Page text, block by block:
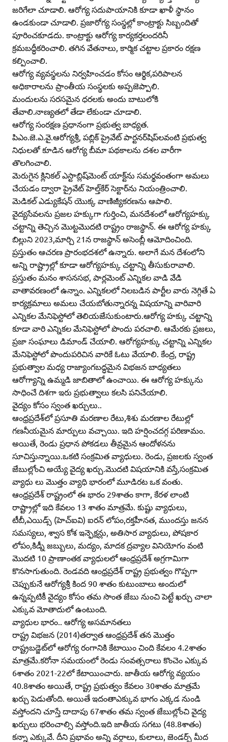
జరిగేలా చూడాలి. ఆరోగ్య సదుపాయానికి కూడా ఖాళీ స్థానం
ఉండకుండా చూడాలి. ప్రజారోగ్య సంస్థల్లో కాంట్రాక్టు సిబ్బందితో
పూరించకూడదు. కాంట్రాక్టు ఆరోగ్య కార్యకర్తలందరినీ
క్రమబద్ధీకరించాలి. తగిన వేతనాలు, కార్మిక చట్టాల ప్రకారం రక్షణ
కల్పించాలి.
ఆరోగ్య వ్యవస్థలను నిర్వహించడం కోసం ఆర్థిక,పరిపాలన
అధికారాలను ప్రాంతీయ సంస్థలకు అప్పజెప్పాలి.
మందులను సరసమైన ధరలకు అందు బాటులోకి
తేవాలి.నాణ్యతలో తేడా లేకుండా చూడాలి.
ఆరోగ్య సంరక్షణ ప్రధానంగా ప్రభుత్వ బాధ్యత.
పిఎం.జె.ఎ.వై.ఆరోగ్యశ్రీ, పబ్లిక్‌ ప్రైవేట్‌ పార్టనర్‌షిప్‌లవంటి ప్రభుత్వ
నిధులతో కూడిన ఆరోగ్య బీమా పథకాలను దశల వారీగా
తొలగించాలి.
మెరుగైన క్లినికల్‌ ఎస్టాబ్లిష్‌మెంట్‌ యాక్ట్‌ను సమర్థవంతంగా అమలు
చేయడం ద్వారా ప్రైవేట్‌ హెల్త్‌కేర్‌ సెక్టార్‌ను నియంత్రించాలి.
మెడికల్‌ ఎడ్యుకేషన్‌ యొక్క వాణిజ్యీకరణను ఆపాలి.
వైద్యసేవలను ప్రజల హక్కుగా గుర్తించి, మనదేశంలో ఆరోగ్యహక్కు
చట్టాన్ని తెచ్చిన మొట్టమొదటి రాష్ట్రం రాజస్థాన్‌. ఈ ఆరోగ్య హక్కు
బిల్లుని 2023,మార్చి 21న రాజస్థాన్‌ అసెంబ్లీ ఆమోదించింది.
ప్రస్తుతం ఆచరణ ప్రారంభదశలో ఉన్నారు. అలాగే మన దేశంలోని
అన్ని రాష్ట్రాల్లో కూడా ఆరోగ్యహక్కు చట్టాన్ని తీసుకురావాలి.
ప్రస్తుతం మనం శాసనసభ, పార్లమెంట్‌ ఎన్నికల వాడి వేడి
వాతావరణంలో ఉన్నాం. ఎన్నికలలో నిలబడిన పార్టీల వారు నెగ్గితే ఏ
కార్యక్రమాలు అమలు చేయబోతున్నారన్న విషయాన్ని వారివారి
ఎన్నికల మేనిఫెస్టోలో తెలియజేసుకుంటారు.ఆరోగ్య హక్కు చట్టాన్ని
కూడా వారి ఎన్నికల మేనిఫెస్టోలో పొందు పరచాలి. ఆమేరకు ప్రజలు,
ప్రజా సంఘాలు డిమాండ్‌ చేయాలి. ఆరోగ్యహక్కు చట్టాన్ని ఎన్నికల
మేనిఫెస్టోలో పొందుపరిచిన వారికే ఓటు వేయాలి. కేంద్ర, రాష్ట్ర
ప్రభుత్వాల మధ్య రాజ్యాంగబద్ధమైన విభజన బాధ్యతలు
ఆరోగ్యాన్ని ఉమ్మడి జాబితాలో ఉంచాయి. ఈ ఆరోగ్య హక్కును
సాధించే దిశగా ఇరు ప్రభుత్వాలు కలసి పనిచేయాలి.
వైద్యం కోసం స్వంత ఖర్చులు..
ఆంధ్రప్రదేశ్‌లో ప్రసూతి మరణాల రేటు,శిశు మరణాల రేటుల్లో
గణనీయమైన మార్పులు వచ్చాయి. ఇది హర్షించదగ్గ పరిణామం.
అయితే, రెండు ప్రధాన పోకడలు తీవ్రమైన ఆందోళనను
సూచిస్తున్నాయి.ఒకటి సంక్రమిత వ్యాధులు. రెండు, ప్రజలకు స్వంత
జేబుల్లోంచి అయ్యే వైద్య ఖర్చు.మొదటి విషయానికి వస్తే,సంక్రమిత
వ్యాధు లు మొత్తం వ్యాధి భారంలో మూడిరట ఒక వంతు.
ఆంధ్రప్రదేశ్‌ రాష్ట్రంలో ఈ భారం 29శాతం కాగా, కేరళ లాంటి
రాష్ట్రాల్లో ఇది కేవలం 13 శాతం మాత్రమే. కుష్టు వ్యాధులు,
టీబీ,ఎయిడ్స్‌ (హెచ్‌ఐవి) ఐరన్‌ లోపం,రక్తహీనత, ముందస్తు జనన
సమస్యలు, శ్వాస కోశ ఇన్ఫెక్షన్లు, అతిసార వ్యాధులు, పోషకార
లోపం,కిడ్నీ జబ్బులు, మద్యం, మాదక ద్రవ్యాల వినియోగం వంటి
మొదటి 10 ప్రాణాంతక వ్యాధులలో ఆంధ్రప్రదేశ్‌ అగ్రగామిగా
కొనసాగుతుంది. రెండవది ఆంధ్రప్రదేశ్‌ రాష్ట్ర ప్రభుత్వం గొప్పగా
చెప్పుకునే ఆరోగ్యశ్రీ కింద 90 శాతం కుటుంబాలు అందులో
ఉన్నప్పటికీ వైద్యం కోసం తమ సొంత జేబు నుంచి పెట్టే ఖర్చు చాలా
ఎక్కువ మోతాదులో ఉంటుంది.
వ్యాధుల భారం.. ఆరోగ్య అసమానతలు
రాష్ట్ర విభజన (2014)తర్వాత ఆంధ్రప్రదేశ్‌ తన మొత్తం
రాష్ట్రబడ్జెట్‌లో ఆరోగ్య రంగానికి కేటాయిం చింది కేవలం 4.2శాతం
మాత్రమే.కరోనా సమయంలో రెండు సంవత్సరాలు కొంచెం ఎక్కువ
6శాతం 2021-22లో కేటాయించారు. జాతీయ ఆరోగ్య వ్యయం
40.8శాతం అయితే, రాష్ట్ర ప్రభుత్వం కేవలం 30శాతం మాత్రమే
ఖర్చు పెడుతోంది. అయితే ఇదంతాఎక్కువ భాగం ఎక్కడ నుండి
వస్తోందని చూస్తే దాదాపు 67శాతం తమ స్వంత జేబుల్లోంచి వైద్య
ఖర్చులు భరించాల్సి వస్తోంది.ఇది జాతీయ సగటు (48.8శాతం)
కన్నా ఎక్కువే. దీని ప్రభావం అన్ని వర్గాలు, కులాలు, జెండర్స్‌ మీద